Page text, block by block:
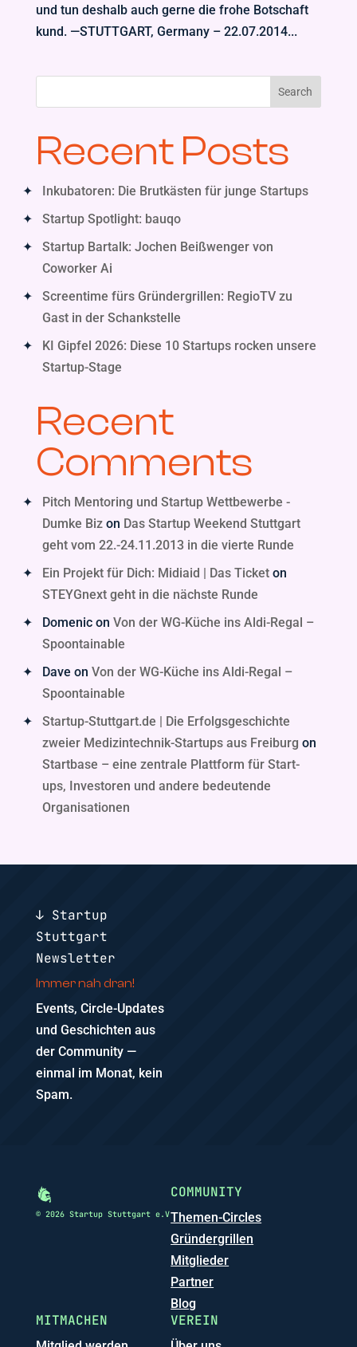
und tun deshalb auch gerne die frohe Botschaft
kund. —STUTTGART, Germany – 22.07.2014...
Search
Recent Posts
Inkubatoren: Die Brutkästen für junge Startups
Startup Spotlight: bauqo
Startup Bartalk: Jochen Beißwenger von
Coworker Ai
Screentime fürs Gründergrillen: RegioTV zu
Gast in der Schankstelle
KI Gipfel 2026: Diese 10 Startups rocken unsere
Startup-Stage
Recent
Comments
Pitch Mentoring und Startup Wettbewerbe -
Dumke Bizon Das Startup Weekend Stuttgart
geht vom 22.-24.11.2013 in die vierte Runde
Ein Projekt für Dich: Midiaid | Das Ticketon
STEYGnext geht in die nächste Runde
Domenicon Von der WG-Küche ins Aldi-Regal –
Spoontainable
Dave on Von der WG-Küche ins Aldi-Regal –
Spoontainable
Startup-Stuttgart.de | Die Erfolgsgeschichte
zweier Medizintechnik-Startups aus Freiburg on
Startbase – eine zentrale Plattform für Start-
ups, Investoren und andere bedeutende
Organisationen
↓ Startup
Stuttgart
Newsletter
Immer nah dran!
Events, Circle-Updates
und Geschichten aus
der Community —
einmal im Monat, kein
Spam.
© 2026 Startup Stuttgart e.V
COMMUNITY
Themen-Circles
Gründergrillen
Mitglieder
Partner
Blog
MITMACHEN VEREIN